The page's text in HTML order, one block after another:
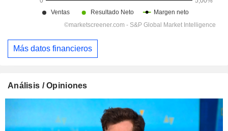
Más datos financieros
Análisis / Opiniones